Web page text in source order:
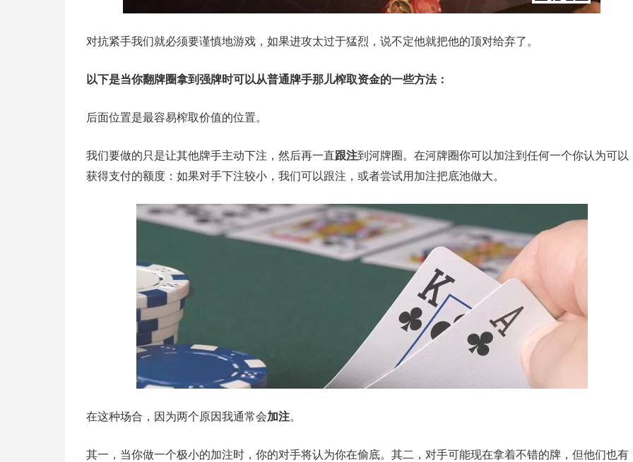
对抗紧手我们就必须要谨慎地游戏，如果进攻太过于猛烈，说不定他就把他的顶对给弃了。
以下是当你翻牌圈拿到强牌时可以从普通牌手那儿榨取资金的一些方法：
后面位置是最容易榨取价值的位置。
我们要做的只是让其他牌手主动下注，然后再一直跟注到河牌圈。在河牌圈你可以加注到任何一个你认为可以
获得支付的额度：如果对手下注较小，我们可以跟注，或者尝试用加注把底池做大。
在这种场合，因为两个原因我通常会加注。
其一，当你做一个极小的加注时，你的对手将认为你在偷底。其二，对手可能现在拿着不错的牌，但他们也有